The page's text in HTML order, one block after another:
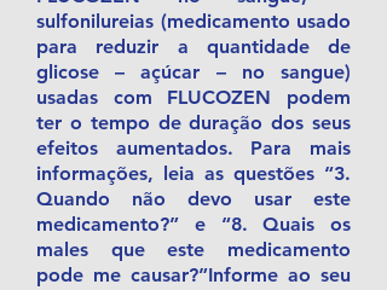
sulfonilureias (medicamento usado
para reduzir a quantidade de
glicose – açúcar – no sangue)
usadas com FLUCOZEN podem
ter o tempo de duração dos seus
efeitos aumentados. Para mais
informações, leia as questões “3.
Quando não devo usar este
medicamento?” e “8. Quais os
males que este medicamento
pode me causar?”Informe ao seu